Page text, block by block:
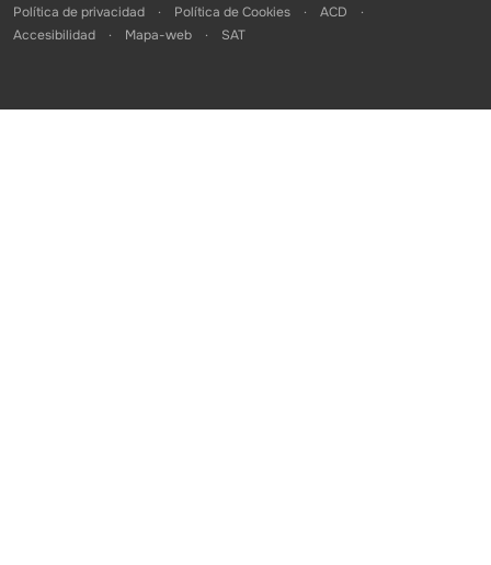
Política de privacidad
Política de Cookies
ACD
Accesibilidad
Mapa-web SAT